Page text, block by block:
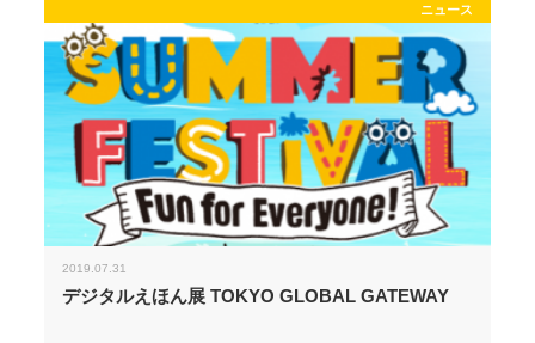
ニュース
2019.07.31
デジタルえほん展 TOKYO GLOBAL GATEWAY